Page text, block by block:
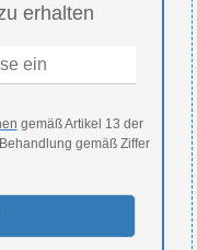
erhalten
gemäß Artikel 13 der
gemäß Ziffer